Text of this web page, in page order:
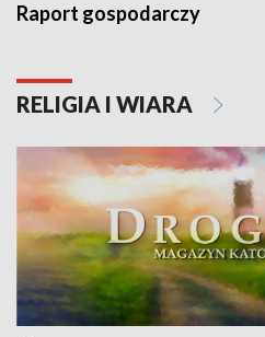
Raport gospodarczy
RELIGIA I WIARA